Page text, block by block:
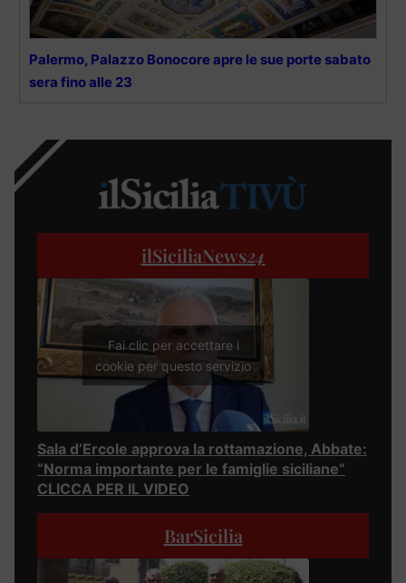
Palermo, Palazzo Bonocore apre le sue porte sabato
sera fino alle 23
ilSiciliaNews24
Fai clic per accettare i
cookie per questo servizio
Sala d’Ercole approva la rottamazione, Abbate:
“Norma importante per le famiglie siciliane”
CLICCA PER IL VIDEO
BarSicilia